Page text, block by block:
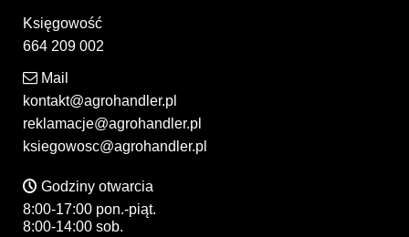
Księgowość
664 209 002
Mail
kontakt@agrohandler.pl
reklamacje@agrohandler.pl
ksiegowosc@agrohandler.pl
Godziny otwarcia
8:00-17:00 pon.-piąt.
8:00-14:00 sob.